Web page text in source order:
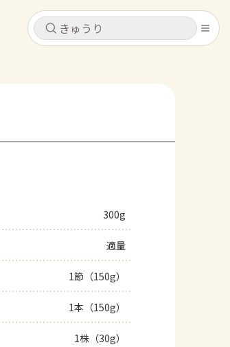
キャンセル
レシピ
トーク
よくあるお問い合わせ
キャンセル
300g
適量
1節（150g）
1本（150g）
1株（30g）